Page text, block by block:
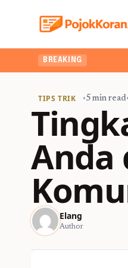
BREAKING
TIPS TRIK •5 min read
Anda
Elang
Author